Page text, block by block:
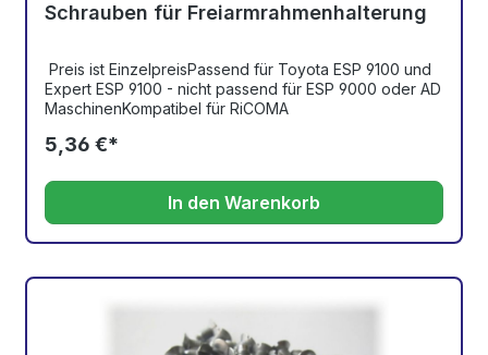
Schrauben für Freiarmrahmenhalterung
Preis ist EinzelpreisPassend für Toyota ESP 9100 und
Expert ESP 9100 - nicht passend für ESP 9000 oder AD
MaschinenKompatibel für RiCOMA
5,36 €*
In den Warenkorb